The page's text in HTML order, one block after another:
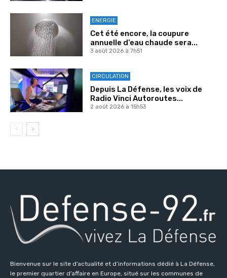
ENERGIE
Cet été encore, la coupure
annuelle d’eau chaude sera...
3 août 2026 à 7h51
CIRCULATION
Depuis La Défense, les voix de
Radio Vinci Autoroutes...
2 août 2026 à 15h53
Bienvenue sur le site d’actualité et d’informations dédié à La Défense,
le premier quartier d’affaire en Europe, situé sur les communes de